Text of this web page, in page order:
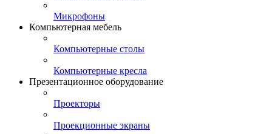
Микрофоны
Компьютерная мебель
Компьютерные столы
Компьютерные кресла
Презентационное оборудование
Проекторы
Проекционные экраны